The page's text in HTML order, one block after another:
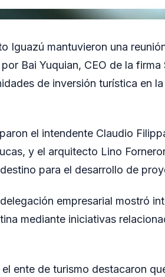
Iguazú mantuvieron una
Bai Yuquian, CEO de la
de inversión turística en
el intendente Claudio
y el arquitecto Lino
para el desarrollo de
empresarial mostró
mediante iniciativas
ente de turismo destacaron